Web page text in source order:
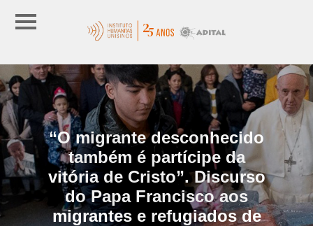
“O migrante desconhecido
também é partícipe da
vitória de Cristo”. Discurso
do Papa Francisco aos
migrantes e refugiados de